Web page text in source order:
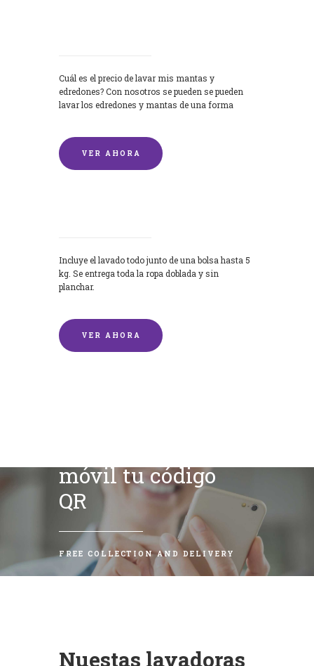
Cuál es el precio de lavar mis mantas y
edredones? Con nosotros se pueden se pueden
lavar los edredones y mantas de una forma
VER AHORA
Incluye el lavado todo junto de una bolsa hasta 5
kg. Se entrega toda la ropa doblada y sin
planchar.
VER AHORA
móvil tu código
QR
FREE COLLECTION AND DELIVERY
Nuestas lavadoras